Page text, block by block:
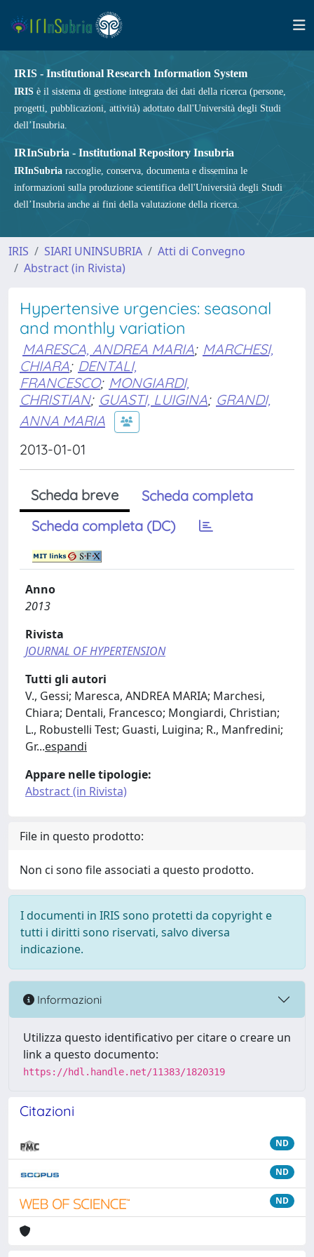
IRIS - Institutional Research Information System
IRIS è il sistema di gestione integrata dei dati della ricerca (persone,
progetti, pubblicazioni, attività) adottato dall'Università degli Studi
dell’Insubria.
IRInSubria - Institutional Repository Insubria
IRInSubria raccoglie, conserva, documenta e dissemina le
informazioni sulla produzione scientifica dell'Università degli Studi
dell’Insubria anche ai fini della valutazione della ricerca.
IRIS SIARI UNINSUBRIA
Atti di Convegno
Abstract (in Rivista)
Hypertensive urgencies: seasonal
and monthly variation
MARESCA, ANDREA MARIA; MARCHESI,
CHIARA; DENTALI,
FRANCESCO; MONGIARDI,
CHRISTIAN; GUASTI, LUIGINA; GRANDI,
ANNA MARIA
2013-01-01
Scheda breve
Scheda completa
Scheda completa (DC)
Anno
2013
Rivista
JOURNAL OF HYPERTENSION
Tutti gli autori
V., Gessi; Maresca, ANDREA MARIA; Marchesi,
Chiara; Dentali, Francesco; Mongiardi, Christian;
L., Robustelli Test; Guasti, Luigina; R., Manfredini;
Gr...espandi
Appare nelle tipologie:
Abstract (in Rivista)
File in questo prodotto:
Non ci sono file associati a questo prodotto.
I documenti in IRIS sono protetti da copyright e
tutti i diritti sono riservati, salvo diversa
indicazione.
Informazioni
Utilizza questo identificativo per citare o creare un
link a questo documento:
https://hdl.handle.net/11383/1820319
Citazioni
ND
ND
ND